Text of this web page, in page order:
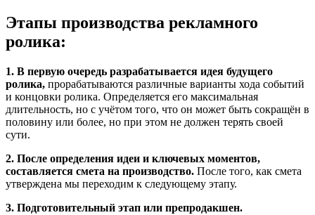
Этапы производства рекламного
ролика:
1. В первую очередь разрабатывается идея будущего
ролика, прорабатываются различные варианты хода событий
и концовки ролика. Определяется его максимальная
длительность, но с учётом того, что он может быть сокращён в
половину или более, но при этом не должен терять своей
сути.
2. После определения идеи и ключевых моментов,
составляется смета на производство. После того, как смета
утверждена мы переходим к следующему этапу.
3. Подготовительный этап или препродакшен.